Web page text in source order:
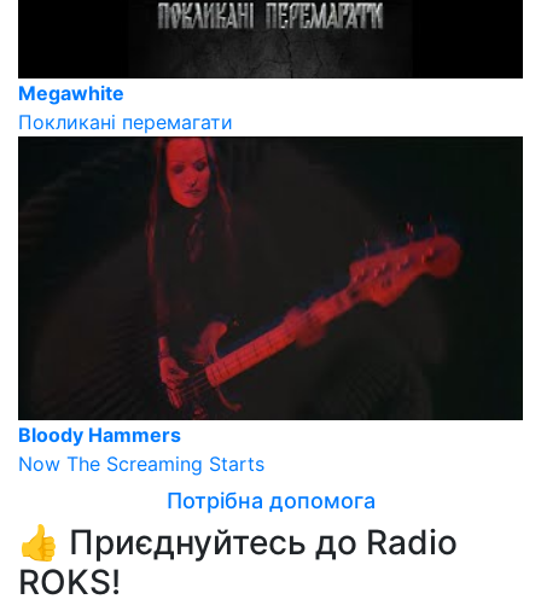
Megawhite
Покликані перемагати
Bloody Hammers
Now The Screaming Starts
Потрібна допомога
👍 Приєднуйтесь до Radio
ROKS!